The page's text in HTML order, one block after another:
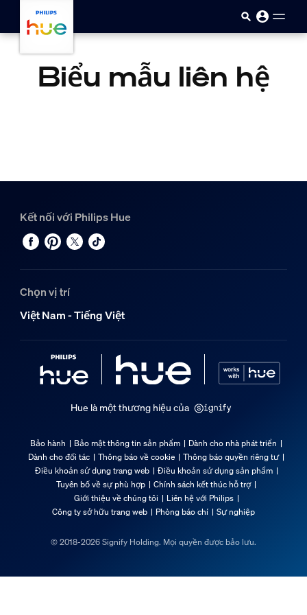
Biểu mẫu liên hệ
Kết nối với Philips Hue
Chọn vị trí
Việt Nam - Tiếng Việt
Hue là một thương hiệu của
Bảo hành Bảo mật thông tin sản phẩm
Dành cho nhà phát triển
Dành cho đối tác
Thông báo về cookie
Thông báo quyền riêng tư
Điều khoản sử dụng trang web
Điều khoản sử dụng sản phẩm
Tuyên bố về sự phù hợp
Chính sách kết thúc hỗ trợ
Giới thiệu về chúng tôi
Liên hệ với Philips
Công ty sở hữu trang web
Phòng báo chí Sự nghiệp
© 2018-2026 Signify Holding. Mọi quyền được bảo lưu.